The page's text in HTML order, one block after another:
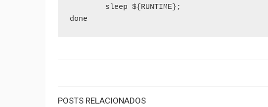
        sleep ${RUNTIME};
done
POSTS RELACIONADOS